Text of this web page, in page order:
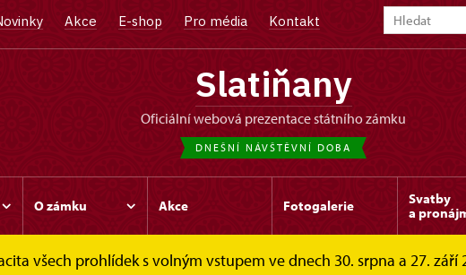
Akce E-shop Pro média Kontakt
Slatiňany
oficiální webová prezentace státního zámku
DNEŠNÍ NÁVŠTĚVNÍ DOBA
O zámku Akce Fotogalerie
Svatby
a
všech prohlídek s volným vstupem ve dnech 30. srpna a 27. září
- exteriér